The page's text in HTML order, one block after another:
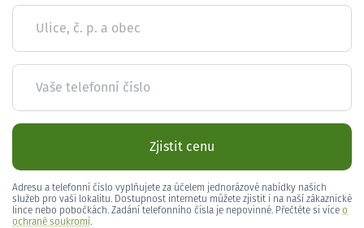
Ulice, č. p. a obec
Vaše telefonní číslo
Zjistit cenu
Adresu a telefonní číslo vyplňujete za účelem jednorázové nabídky našich
služeb pro vaši lokalitu. Dostupnost internetu můžete zjistit i na naší zákaznické
lince nebo pobočkách. Zadání telefonního čísla je nepovinné. Přečtěte si více o
ochraně soukromí.